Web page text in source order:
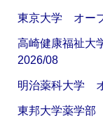
東京大学 オー
高崎健康福祉
2026/08
明治薬科大学
東邦大学薬学